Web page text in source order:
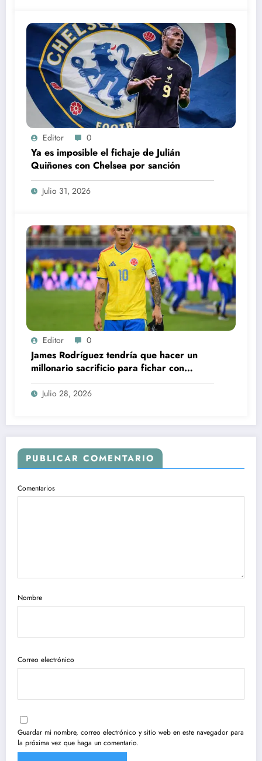
Editor 0
Ya es imposible el fichaje de Julián
Quiñones con Chelsea por sanción
Julio 31, 2026
Editor 0
James Rodríguez tendría que hacer un
millonario sacrificio para fichar con
América: la rebaja salarial que podría
cambiarlo todo
Julio 28, 2026
PUBLICAR COMENTARIO
Comentarios
Nombre
Correo electrónico
Guardar mi nombre, correo electrónico y sitio web en este navegador para
la próxima vez que haga un comentario.